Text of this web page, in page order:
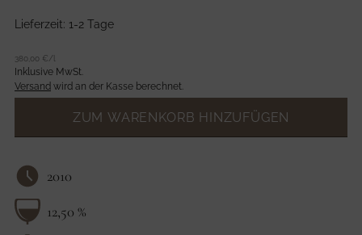
Lieferzeit: 1-2 Tage
380,00 € /
Inklusive MwSt.
Versand wird an der Kasse berechnet.
ZUM WARENKORB HINZUFÜGEN
2010
12,50 %